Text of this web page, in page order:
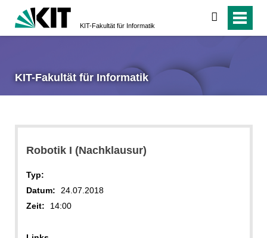
KIT-Fakultät für Informatik
suchen
KIT-Fakultät für Informatik
Robotik I (Nachklausur)
Typ:
Datum:
24.07.2018
Zeit:
14:00